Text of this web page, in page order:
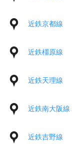
近鉄京都線
近鉄橿原線
近鉄天理線
近鉄南大阪線
近鉄吉野線